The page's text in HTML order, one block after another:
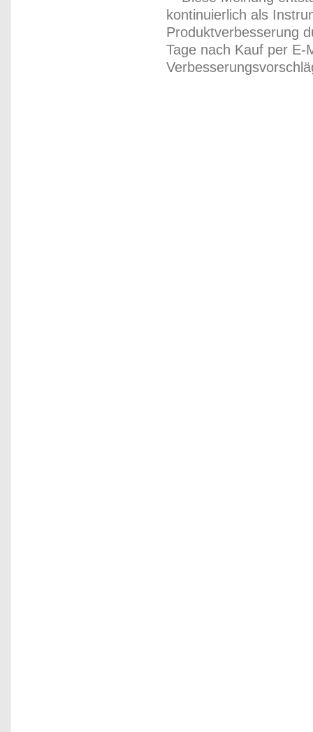
kontinuierlich als
Produktverbesserung
Tage nach Kauf per E-